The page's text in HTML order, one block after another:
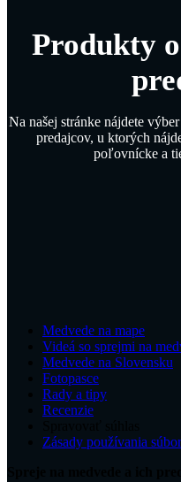
Produkty
Na našej stránke nájdete
predajcov, u ktorých
poľovnícke a
Medvede na mape
Videá so sprejmi na
Medvede na Slovensku
Fotopasce
Rady a tipy
Recenzie
Zásady používania